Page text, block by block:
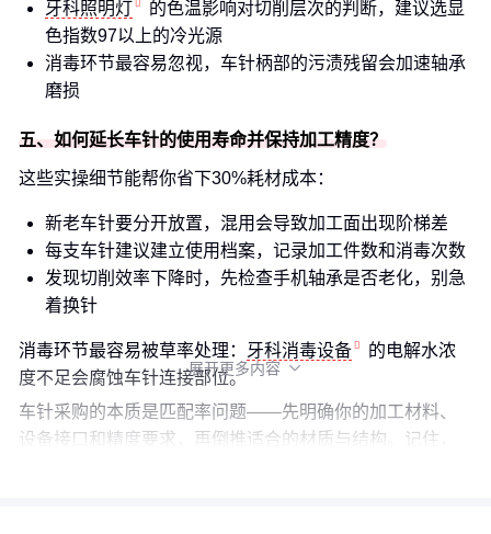
牙科照明灯
的色温影响对切削层次的判断，建议选显
色指数97以上的冷光源
消毒环节最容易忽视，车针柄部的污渍残留会加速轴承
磨损
五、如何延长车针的使用寿命并保持加工精度？
这些实操细节能帮你省下30%耗材成本：
新老车针要分开放置，混用会导致加工面出现阶梯差
每支车针建议建立使用档案，记录加工件数和消毒次数
发现切削效率下降时，先检查手机轴承是否老化，别急
着换针
消毒环节最容易被草率处理： 牙科消毒设备
的电解水浓
度不足会腐蚀车针连接部位。
车针采购的本质是匹配率问题——先明确你的加工材料、
设备接口和精度要求，再倒推适合的材质与结构。记住，
展开更多内容 